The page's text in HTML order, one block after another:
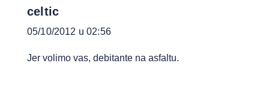
celtic
05/10/2012 u 02:56
Jer volimo vas, debitante na asfaltu.